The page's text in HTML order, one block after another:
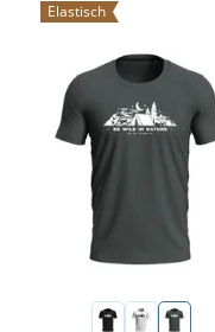
Elastisch